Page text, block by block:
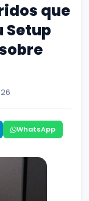
que
Setup
WhatsApp